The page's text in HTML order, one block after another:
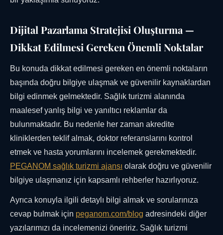
Dijital Pazarlama Stratejisi Oluşturma —
Dikkat Edilmesi Gereken Önemli Noktalar
Bu konuda dikkat edilmesi gereken en önemli noktaların
başında doğru bilgiye ulaşmak ve güvenilir kaynaklardan
bilgi edinmek gelmektedir. Sağlık turizmi alanında
maalesef yanlış bilgi ve yanıltıcı reklamlar da
bulunmaktadır. Bu nedenle her zaman akredite
kliniklerden teklif almak, doktor referanslarını kontrol
etmek ve hasta yorumlarını incelemek gerekmektedir.
PEGANOM sağlık turizmi ajansı olarak doğru ve güvenilir
bilgiye ulaşmanız için kapsamlı rehberler hazırlıyoruz.
Ayrıca konuyla ilgili detaylı bilgi almak ve sorularınıza
cevap bulmak için peganom.com/blog adresindeki diğer
yazılarımızı da incelemenizi öneririz. Sağlık turizmi